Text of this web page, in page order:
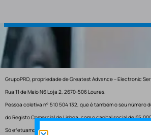
GrupoPRO, propriedade de Greatest Advance – Electronic
Rua 11 de Maio N6 Loja 2, 2670-506 Loures.
Pessoa coletiva n° 510 504 132, que é também o seu número
do Registo Comercial de Lisboa, com o capital social de
Só efetuamos entregas em Portugal.